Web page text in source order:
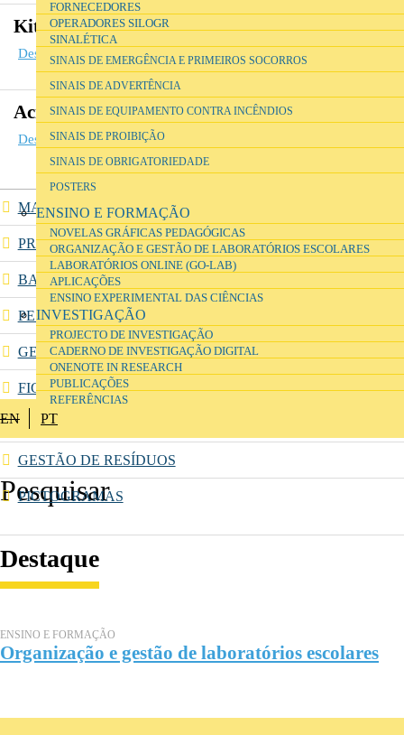
FORNECEDORES
OPERADORES SILOGR
SINALÉTICA
SINAIS DE EMERGÊNCIA E PRIMEIROS SOCORROS
SINAIS DE ADVERTÊNCIA
SINAIS DE EQUIPAMENTO CONTRA INCÊNDIOS
SINAIS DE PROIBIÇÃO
SINAIS DE OBRIGATORIEDADE
POSTERS
ENSINO E FORMAÇÃO
NOVELAS GRÁFICAS PEDAGÓGICAS
ORGANIZAÇÃO E GESTÃO DE LABORATÓRIOS ESCOLARES
LABORATÓRIOS ONLINE (GO-LAB)
APLICAÇÕES
ENSINO EXPERIMENTAL DAS CIÊNCIAS
INVESTIGAÇÃO
PROJECTO DE INVESTIGAÇÃO
CADERNO DE INVESTIGAÇÃO DIGITAL
ONENOTE IN RESEARCH
PUBLICAÇÕES
REFERÊNCIAS
EN PT
Kit de antídotos e primeiros socorros
Descarregar ficheiro (135 KB)
Acidentes comuns e primeiros socorros
Descarregar ficheiro (201.26 KB)
MANUAIS DE SEGURANÇA
PRIMEIROS SOCORROS
BASE DE DADOS DE SUBSTÂNCIAS E MISTURAS
PESQUISA DE SUBSTÂNCIAS (ECHA)
GERADOR DE RÓTULOS DE SUBSTÂNCIAS E MISTURAS
FICHAS DE DADOS DE SEGURANÇA
FRASES H E P
GESTÃO DE RESÍDUOS
PICTOGRAMAS
Destaque
ENSINO E FORMAÇÃO
Organização e gestão de laboratórios escolares